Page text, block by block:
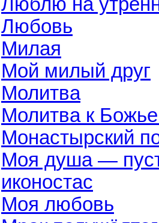
Люблю на
Любовь
Милая
Мой милый друг
Молитва
Молитва к
Монастырский
Моя душа —
иконостас
Моя любовь